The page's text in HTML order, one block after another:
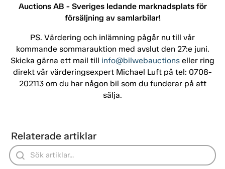
Auctions AB - Sveriges ledande marknadsplats för
försäljning av samlarbilar!
PS. Värdering och inlämning pågår nu till vår
kommande sommarauktion med avslut den 27:e juni.
Skicka gärna ett mail till info@bilwebauctions eller ring
direkt vår värderingsexpert Michael Luft på tel: 0708-
202113 om du har någon bil som du funderar på att
sälja.
Relaterade artiklar